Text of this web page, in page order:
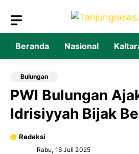
isi
Beranda Nasional
Bulungan
PWI Bulungan
Idrisiyyah Bijak
Redaksi
Rabu, 16 Juli 2025